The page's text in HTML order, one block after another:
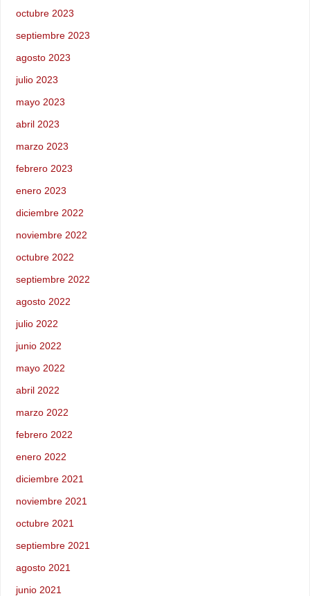
octubre 2023
septiembre 2023
agosto 2023
julio 2023
mayo 2023
abril 2023
marzo 2023
febrero 2023
enero 2023
diciembre 2022
noviembre 2022
octubre 2022
septiembre 2022
agosto 2022
julio 2022
junio 2022
mayo 2022
abril 2022
marzo 2022
febrero 2022
enero 2022
diciembre 2021
noviembre 2021
octubre 2021
septiembre 2021
agosto 2021
junio 2021